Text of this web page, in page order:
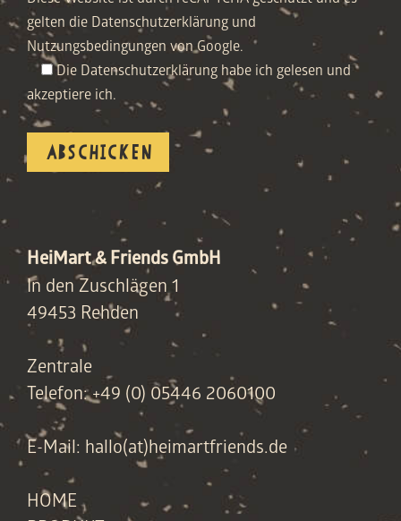
gelten die Datenschutzerklärung und
Nutzungsbedingungen von Google.
Die Datenschutzerklärung habe ich gelesen und
akzeptiere ich.
HeiMart & Friends GmbH
In den Zuschlägen 1
49453 Rehden
Zentrale
Telefon: +49 (0) 05446 2060100
E-Mail: hallo(at)heimartfriends.de
HOME